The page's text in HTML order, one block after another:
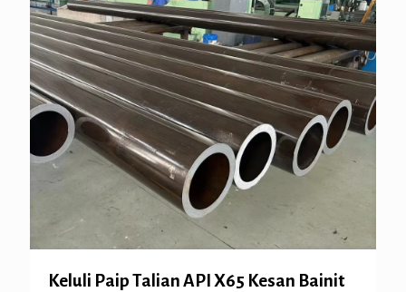
Keluli Paip Talian API X65 Kesan Bainit